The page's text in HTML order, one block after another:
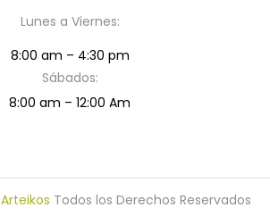
Lunes a Viernes:
8:00 am – 4:30 pm
Sábados:
8:00 am – 12:00 Am
Arteikos Todos los Derechos Reservados